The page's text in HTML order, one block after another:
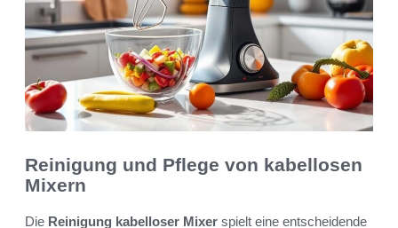
Reinigung und Pflege von kabellosen
Mixern
Die Reinigung kabelloser Mixer spielt eine entscheidende